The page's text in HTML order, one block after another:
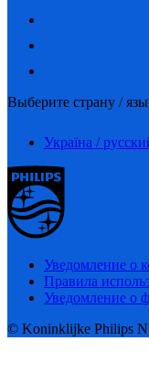
Выберите страну /
Україна /
Уведомление о
Правила
Уведомление о
© Koninklijke Philips